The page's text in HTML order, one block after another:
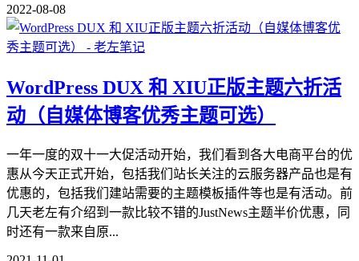
2022-08-08
WordPress DUX 和 XIU正版主题六折活
动（自媒体博客优秀主题可选）
一年一度的双十一大促活动开始，我们看到各大电商平台的优
惠从今天正式开始，包括我们站长关注的云服务器产品也是有
优惠的，包括我们建站需要的主题模板插件等也是有活动。前
几天老左有介绍到一款比较不错的JustNews主题半价优惠，同
时还有一款来自原...